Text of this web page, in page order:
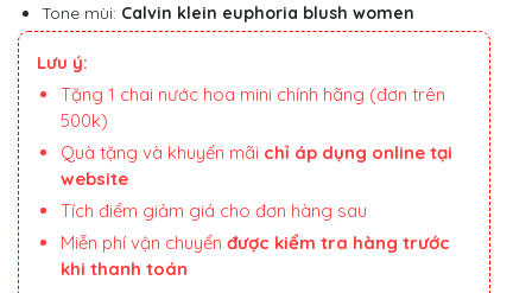
Tone mùi: Calvin klein euphoria blush women
Lưu ý:
Tặng 1 chai nước hoa mini chính hãng (đơn trên
500k)
Quà tặng và khuyến mãi chỉ áp dụng online tại
website
Tích điểm giảm giá cho đơn hàng sau
Miễn phí vận chuyển được kiểm tra hàng trước
khi thanh toán